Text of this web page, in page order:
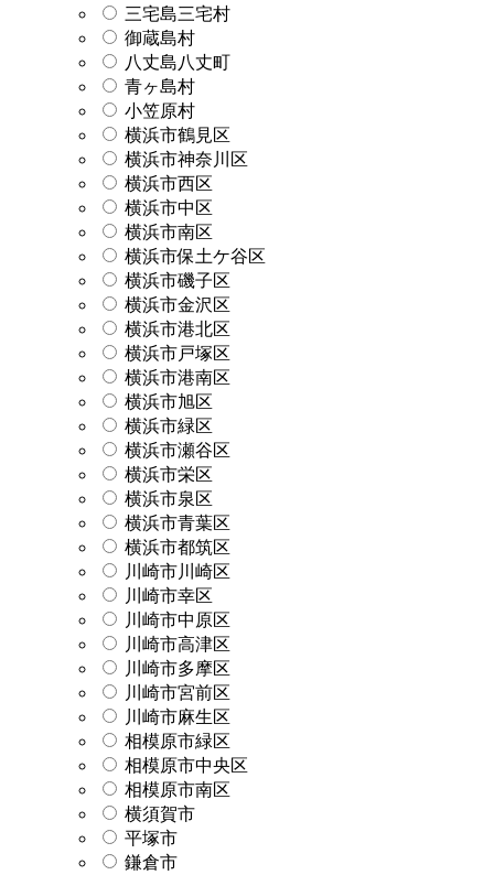
三宅島三宅村
御蔵島村
八丈島八丈町
青ヶ島村
小笠原村
横浜市鶴見区
横浜市神奈川区
横浜市西区
横浜市中区
横浜市南区
横浜市保土ケ谷区
横浜市磯子区
横浜市金沢区
横浜市港北区
横浜市戸塚区
横浜市港南区
横浜市旭区
横浜市緑区
横浜市瀬谷区
横浜市栄区
横浜市泉区
横浜市青葉区
横浜市都筑区
川崎市川崎区
川崎市幸区
川崎市中原区
川崎市高津区
川崎市多摩区
川崎市宮前区
川崎市麻生区
相模原市緑区
相模原市中央区
相模原市南区
横須賀市
平塚市
鎌倉市